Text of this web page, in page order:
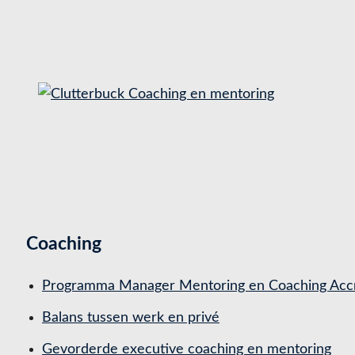
Coaching
Programma Manager Mentoring en Coaching
Balans tussen werk en privé
Gevorderde executive coaching en mentoring